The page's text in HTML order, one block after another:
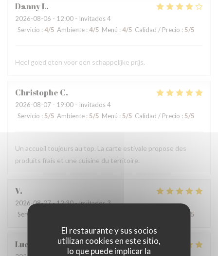
El restaurante y sus socios
utilizan cookies en este sitio,
lo que puede implicar la
DannyL
2026-08-06 - 12:00 - Invitados 4
Servicio : 4/5 Ambiente : 4/5 Menú : 4/5 Calidad / Precio : 5/5
Heel goed eten voor een schappelijke prijs.
Christophe C
2026-08-07 - 19:00 - Invitados 4
Servicio : 5/5 Ambiente : 5/5 Menú : 5/5 Calidad / Precio : 5/5
Un accueil toujours au top. La carte estivale propose des
produits frais et une cuisine du territoire.
V
2026-08-07- 12:30 - Invitados 3
Servicio
/5
Luc